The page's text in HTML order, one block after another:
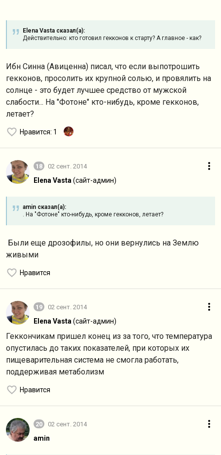
Elena Vasta сказал(а):
Действительно: кто готовил гекконов к старту? А главное - как?
Ибн Синна (Авиценна) писал, что если выпотрошить
гекконов, просолить их крупной солью, и провялить на
солнце - это будет лучшее средство от мужской
слабости... На "Фотоне" кто-нибудь, кроме гекконов,
летает?
Нравится: 1
18 02 сент. 2014
Elena Vasta (сайт-админ)
amin сказал(а):
. На "Фотоне" кто-нибудь, кроме гекконов, летает?
Были еще дрозофилы, но они вернулись на Землю
живыми
Нравится
19 02 сент. 2014
Elena Vasta (сайт-админ)
Геккончикам пришел конец из за того, что температура
опустилась до таких показателей, при которых их
пищеварительная система не смогла работать,
поддерживая метаболизм
Нравится
20 02 сент. 2014
amin